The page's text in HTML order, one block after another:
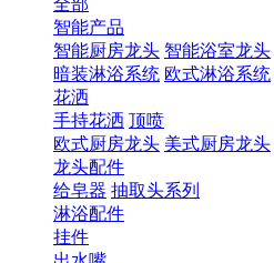
全部
智能产品
智能厨房龙头 智能浴室龙头
暗装淋浴系统 欧式淋浴系统
花洒
手持花洒 顶喷
欧式厨房龙头 美式厨房龙头
龙头配件
给皂器 抽取头系列
淋浴配件
挂件